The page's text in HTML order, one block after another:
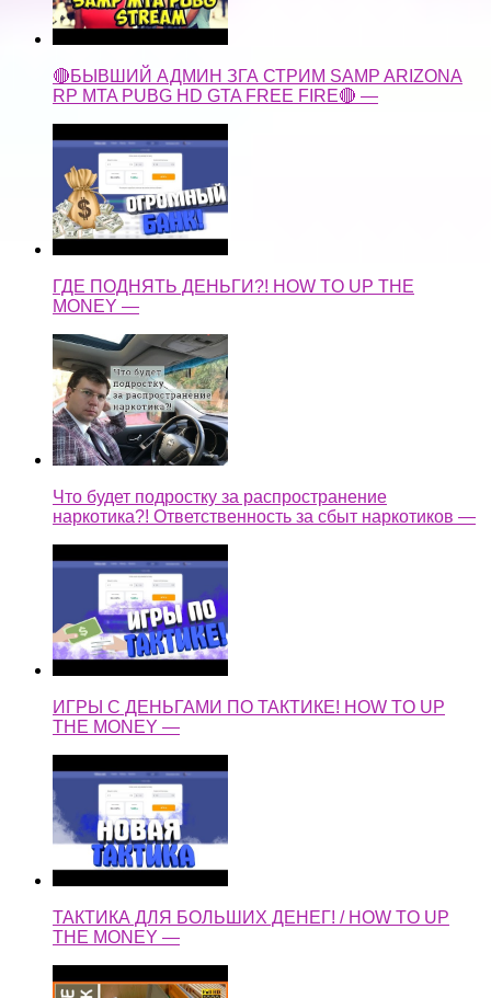
🔴БЫВШИЙ АДМИН ЗГА СТРИМ SAMP ARIZONA
RP MTA PUBG HD GTA FREE FIRE🔴 —
ГДЕ ПОДНЯТЬ ДЕНЬГИ?! HOW TO UP THE
MONEY —
Что будет подростку за распространение
наркотика?! Ответственность за сбыт наркотиков —
ИГРЫ С ДЕНЬГАМИ ПО ТАКТИКЕ! HOW TO UP
THE MONEY —
ТАКТИКА ДЛЯ БОЛЬШИХ ДЕНЕГ! / HOW TO UP
THE MONEY —